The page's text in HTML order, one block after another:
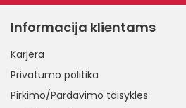
Informacija klientams
Karjera
Privatumo politika
Pirkimo/Pardavimo taisyklės